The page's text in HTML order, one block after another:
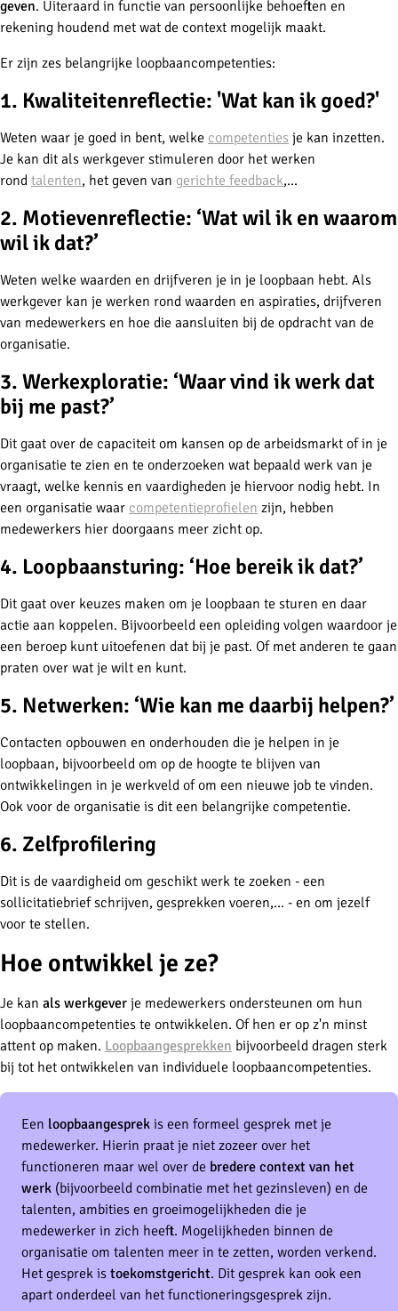
geven. Uiteraard in functie van persoonlijke behoeften en
rekening houdend met wat de context mogelijk maakt.
Er zijn zes belangrijke loopbaancompetenties:
1. Kwaliteitenreflectie: 'Wat kan ik goed?'
Weten waar je goed in bent, welke competenties je kan inzetten.
Je kan dit als werkgever stimuleren door het werken
rond talenten, het geven van gerichte feedback,...
2. Motievenreflectie: ‘Wat wil ik en waarom
wil ik dat?’
Weten welke waarden en drijfveren je in je loopbaan hebt. Als
werkgever kan je werken rond waarden en aspiraties, drijfveren
van medewerkers en hoe die aansluiten bij de opdracht van de
organisatie.
3. Werkexploratie: ‘Waar vind ik werk dat
bij me past?’
Dit gaat over de capaciteit om kansen op de arbeidsmarkt of in je
organisatie te zien en te onderzoeken wat bepaald werk van je
vraagt, welke kennis en vaardigheden je hiervoor nodig hebt. In
een organisatie waar competentieprofielen zijn, hebben
medewerkers hier doorgaans meer zicht op.
4. Loopbaansturing: ‘Hoe bereik ik dat?’
Dit gaat over keuzes maken om je loopbaan te sturen en daar
actie aan koppelen. Bijvoorbeeld een opleiding volgen waardoor je
een beroep kunt uitoefenen dat bij je past. Of met anderen te gaan
praten over wat je wilt en kunt.
5. Netwerken: ‘Wie kan me daarbij helpen?’
Contacten opbouwen en onderhouden die je helpen in je
loopbaan, bijvoorbeeld om op de hoogte te blijven van
ontwikkelingen in je werkveld of om een nieuwe job te vinden.
Ook voor de organisatie is dit een belangrijke competentie.
6. Zelfprofilering
Dit is de vaardigheid om geschikt werk te zoeken - een
sollicitatiebrief schrijven, gesprekken voeren,... - en om jezelf
voor te stellen.
Hoe ontwikkel je ze?
Je kan als werkgever je medewerkers ondersteunen om hun
loopbaancompetenties te ontwikkelen. Of hen er op z'n minst
attent op maken. Loopbaangesprekken bijvoorbeeld dragen sterk
bij tot het ontwikkelen van individuele loopbaancompetenties.
Een loopbaangesprek is een formeel gesprek met je
medewerker. Hierin praat je niet zozeer over het
functioneren maar wel over de bredere context van het
werk (bijvoorbeeld combinatie met het gezinsleven) en de
talenten, ambities en groeimogelijkheden die je
medewerker in zich heeft. Mogelijkheden binnen de
organisatie om talenten meer in te zetten, worden verkend.
Het gesprek is toekomstgericht. Dit gesprek kan ook een
apart onderdeel van het functioneringsgesprek zijn.